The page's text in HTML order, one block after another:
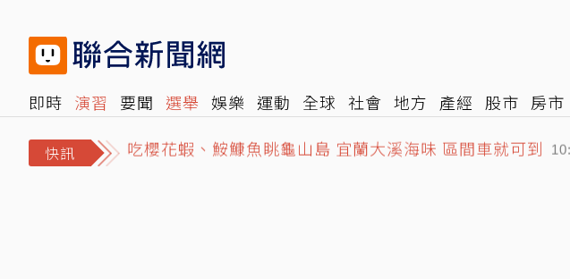
即時 演習 要聞 選舉 娛樂 運動 全球 社會 地方 產經 股市 房市
快訊
吃櫻花蝦、鮟鱇魚眺龜山島 宜蘭大溪海味 區間車就可到
白海豚颱風進逼！氣象署下午2時30分發海警 最新路徑曝光